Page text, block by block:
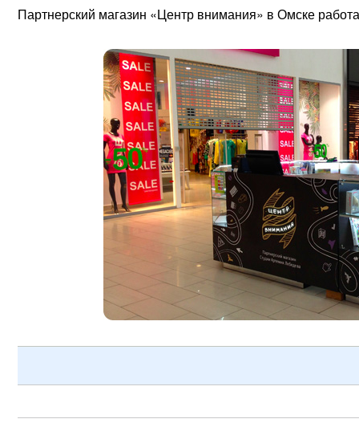
Партнерский магазин «Центр внимания» в Омске